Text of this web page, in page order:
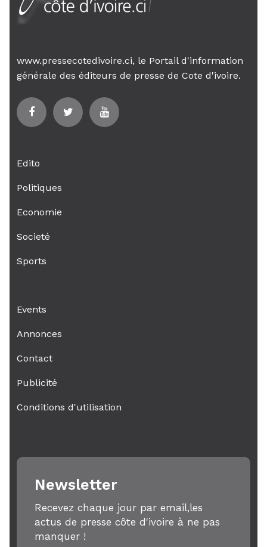
www.pressecotedivoire.ci, le Portail d'information
générale des éditeurs de presse de Cote d'ivoire.
Edito
Politiques
Economie
Societé
Sports
Events
Annonces
Contact
Publicité
Conditions d'utilisation
Newsletter
Recevez chaque jour par email,les
actus de presse côte d'ivoire à ne pas
manquer !